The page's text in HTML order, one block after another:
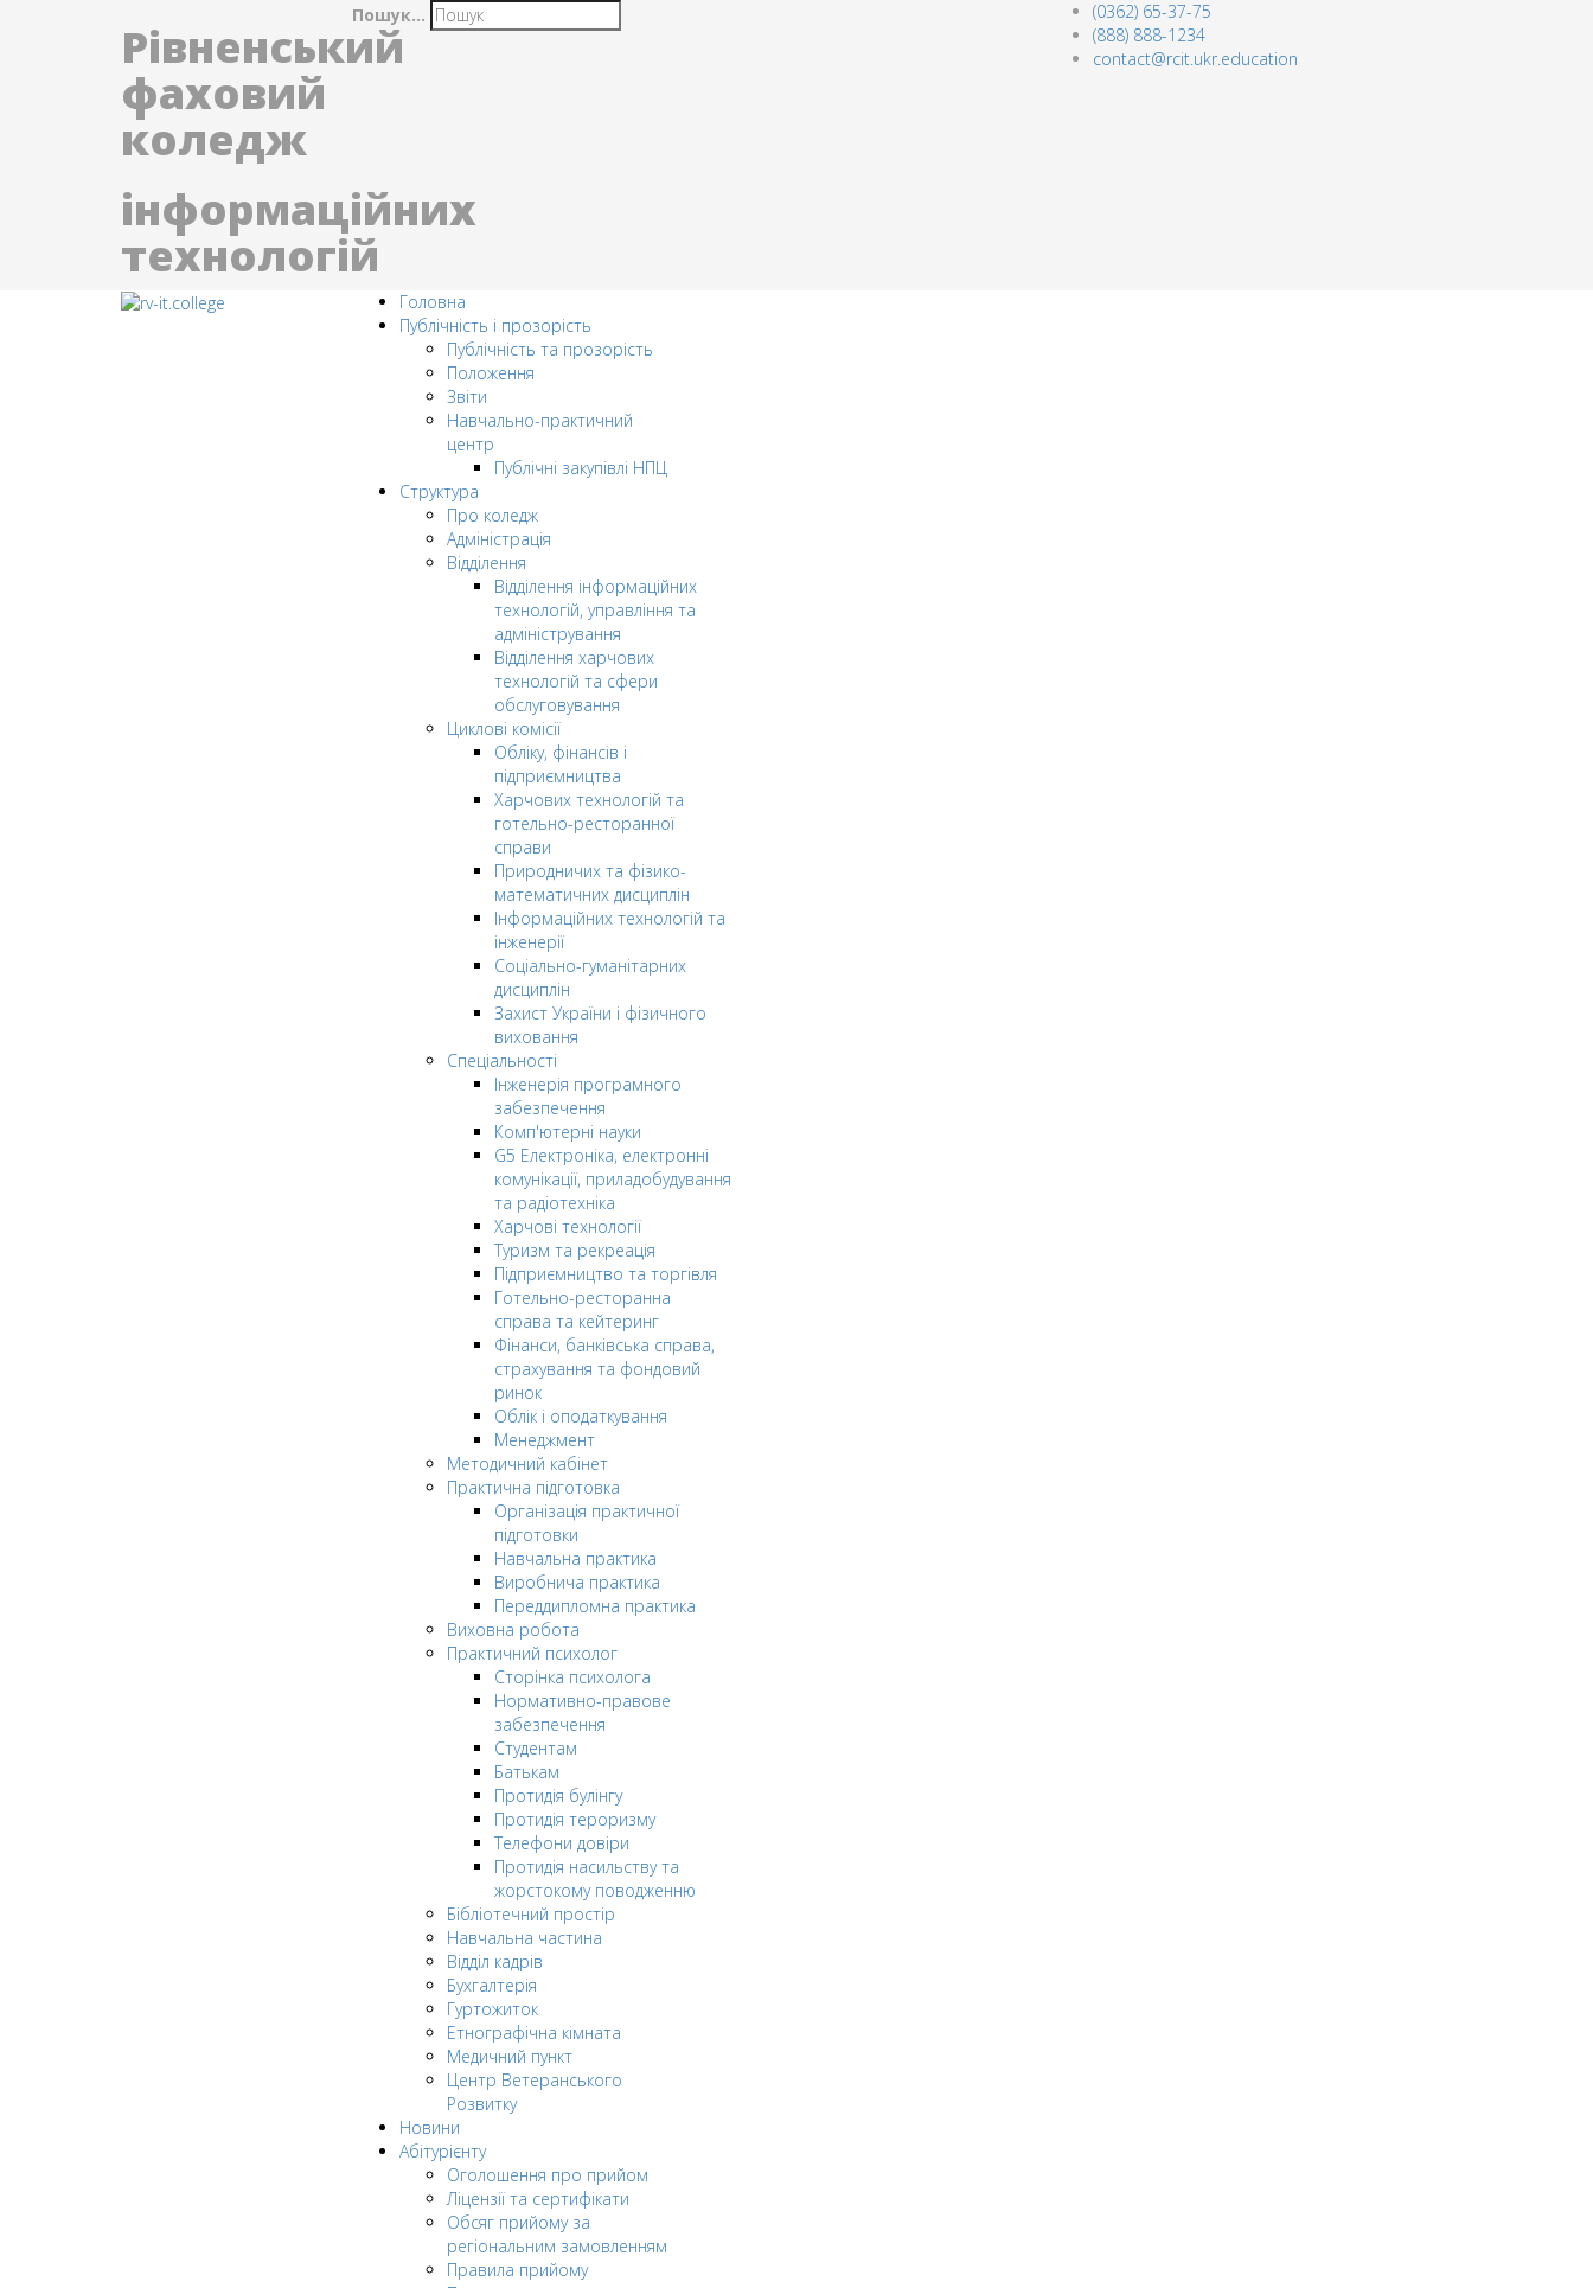
Рівненський
фаховий
коледж
інформаційних
технологій
Пошук...
(0362) 65-37-75
(888) 888-1234
contact@rcit.ukr.education
Головна
Публічність і прозорість
Публічність та прозорість
Положення
Звіти
Навчально-практичний
центр
Публічні закупівлі НПЦ
Структура
Про коледж
Адміністрація
Відділення
Відділення інформаційних
технологій, управління та
адміністрування
Відділення харчових
технологій та сфери
обслуговування
Циклові комісії
Обліку, фінансів і
підприємництва
Харчових технологій та
готельно-ресторанної
справи
Природничих та фізико-
математичних дисциплін
Інформаційних технологій та
інженерії
Соціально-гуманітарних
дисциплін
Захист України і фізичного
виховання
Спеціальності
Інженерія програмного
забезпечення
Комп'ютерні науки
G5 Електроніка, електронні
комунікації, приладобудування
та радіотехніка
Харчові технології
Туризм та рекреація
Підприємництво та торгівля
Готельно-ресторанна
справа та кейтеринг
Фінанси, банківська справа,
страхування та фондовий
ринок
Облік і оподаткування
Менеджмент
Методичний кабінет
Практична підготовка
Організація практичної
підготовки
Навчальна практика
Виробнича практика
Переддипломна практика
Виховна робота
Практичний психолог
Сторінка психолога
Нормативно-правове
забезпечення
Студентам
Батькам
Протидія булінгу
Протидія тероризму
Телефони довіри
Протидія насильству та
жорстокому поводженню
Бібліотечний простір
Навчальна частина
Відділ кадрів
Бухгалтерія
Гуртожиток
Етнографічна кімната
Медичний пункт
Центр Ветеранського
Розвитку
Новини
Абітурієнту
Оголошення про прийом
Ліцензії та сертифікати
Обсяг прийому за
регіональним замовленням
Правила прийому